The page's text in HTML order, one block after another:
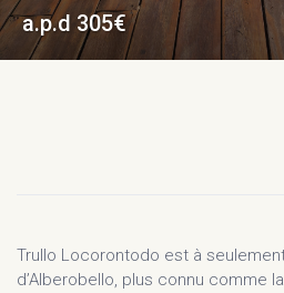
a.p.d 305€
Trullo Locorontodo est à
d’Alberobello, plus connu comme la